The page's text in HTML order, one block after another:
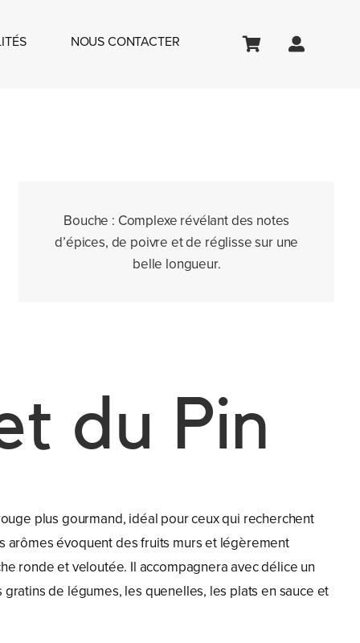
NOUS CONTACTER
Bouche : Complexe révélant des notes
d’épices, de poivre et de réglisse sur une
belle longueur.
du Pin
plus gourmand, idéal pour ceux qui recherchent
arômes évoquent des fruits murs et légèrement
ronde et veloutée. Il accompagnera avec délice un
de légumes, les quenelles, les plats en sauce et